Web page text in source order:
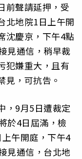
前聲請延押，受
北地院1日上午開
沈慶京，下午4點
見通信，稍早裁
犯嫌重大，且有
見，可抗告。
，9月5日遭裁定
於4日屆滿，檢
午開庭，下午4
見通信，台北地